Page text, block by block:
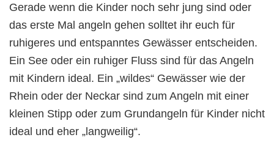
Gerade wenn die Kinder noch sehr jung sind oder
das erste Mal angeln gehen solltet ihr euch für
ruhigeres und entspanntes Gewässer entscheiden.
Ein See oder ein ruhiger Fluss sind für das Angeln
mit Kindern ideal. Ein „wildes“ Gewässer wie der
Rhein oder der Neckar sind zum Angeln mit einer
kleinen Stipp oder zum Grundangeln für Kinder nicht
ideal und eher „langweilig“.